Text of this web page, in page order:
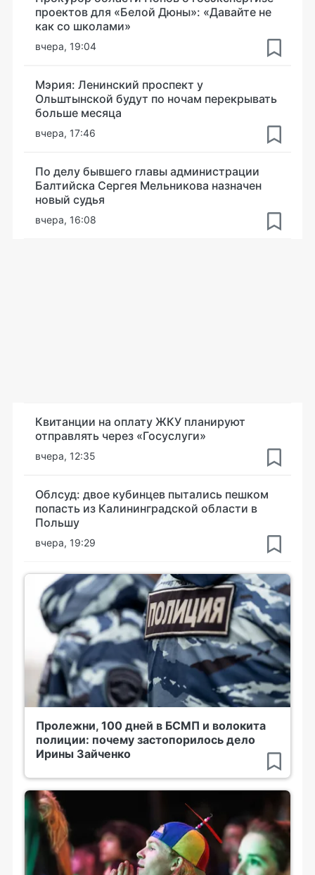
проектов для «Белой Дюны»: «Давайте не
как со школами»
вчера, 19:04
Мэрия: Ленинский проспект у
Ольштынской будут по ночам перекрывать
больше месяца
вчера, 17:46
По делу бывшего главы администрации
Балтийска Сергея Мельникова назначен
новый судья
вчера, 16:08
Квитанции на оплату ЖКУ планируют
отправлять через «Госуслуги»
вчера, 12:35
Облсуд: двое кубинцев пытались пешком
попасть из Калининградской области в
Польшу
вчера, 19:29
Пролежни, 100 дней в БСМП и волокита
полиции: почему застопорилось дело
Ирины Зайченко